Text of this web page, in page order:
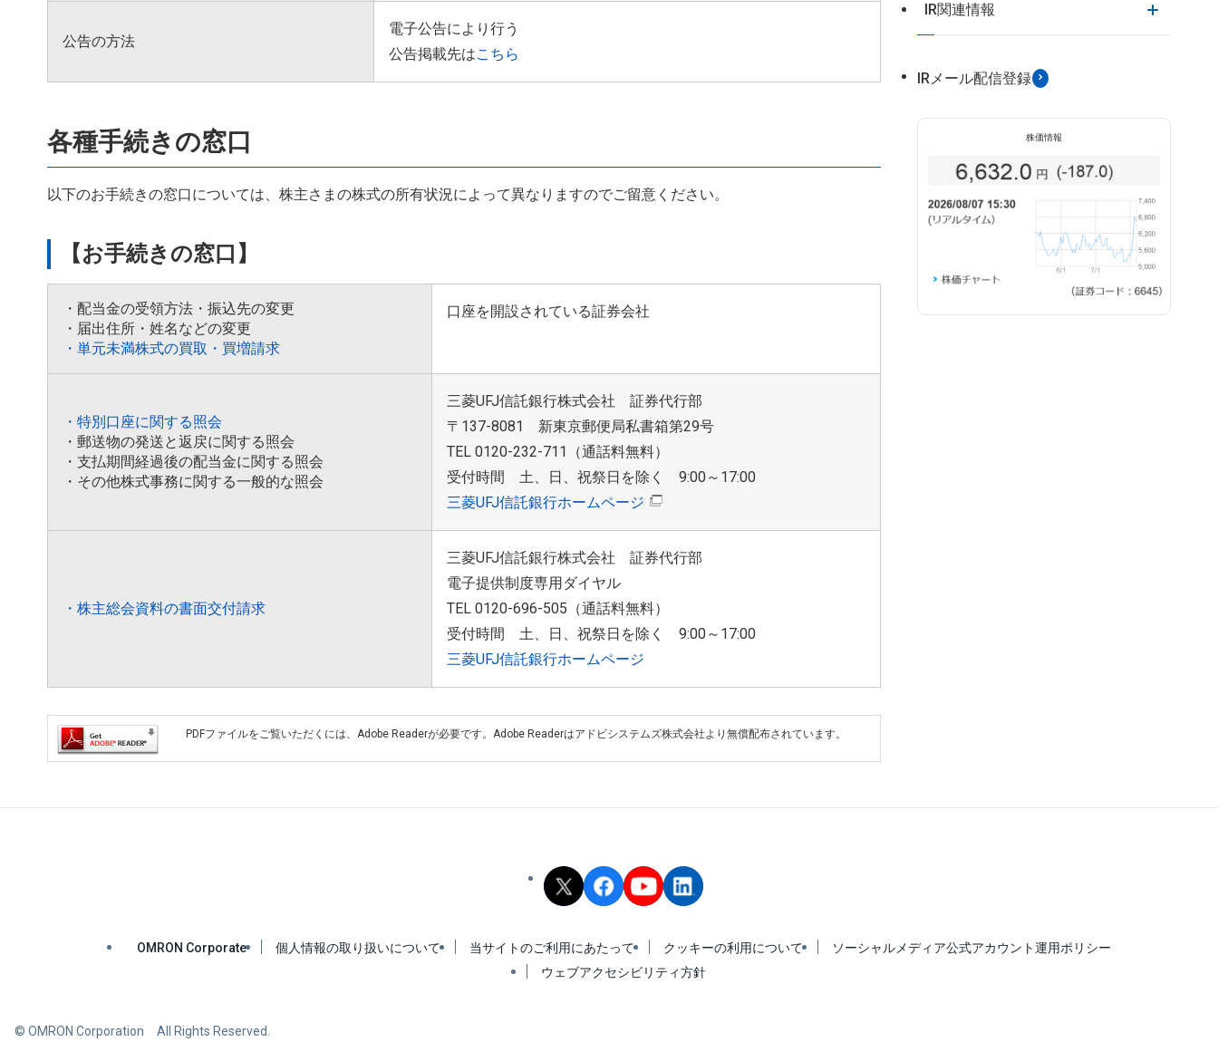
公告の方法
電子公告により行う
公告掲載先はこちら
各種手続きの窓口
以下のお手続きの窓口については、株主さまの株式の所有状況によって異なりますのでご留意ください。
【お手続きの窓口】
・配当金の受領方法・振込先の変更
・届出住所・姓名などの変更
・単元未満株式の買取・買増請求
口座を開設されている証券会社
・特別口座に関する照会
・郵送物の発送と返戻に関する照会
・支払期間経過後の配当金に関する照会
・その他株式事務に関する一般的な照会
三菱UFJ信託銀行株式会社 証券代行部
〒137-8081 新東京郵便局私書箱第29号
TEL 0120-232-711（通話料無料）
受付時間 土、日、祝祭日を除く 9:00～17:00
三菱UFJ信託銀行ホームページ
・株主総会資料の書面交付請求
三菱UFJ信託銀行株式会社 証券代行部
電子提供制度専用ダイヤル
TEL 0120-696-505（通話料無料）
受付時間 土、日、祝祭日を除く 9:00～17:00
三菱UFJ信託銀行ホームページ
PDFファイルをご覧いただくには、Adobe Readerが必要です。Adobe Readerはアドビシステムズ株式会社より無償配布されています。
IR関連情報
IRメール配信登録
株価情報
OMRON Corporate 個人情報の取り扱いについて 当サイトのご利用にあたって クッキーの利用について
ソーシャルメディア公式アカウント運用ポリシー
ウェブアクセシビリティ方針
© OMRON Corporation All Rights Reserved.